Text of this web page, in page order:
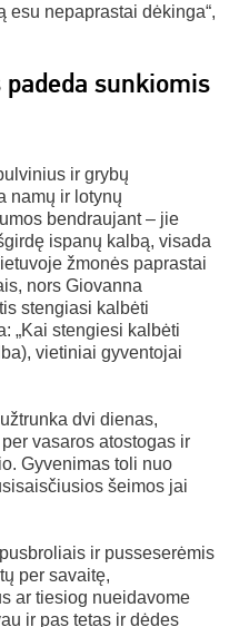
esu nepaprastai dėkinga“,
sunkiomis
ir grybų
namų ir lotynų
bendraujant – jie
ispanų kalbą, visada
žmonės paprastai
nors Giovanna
stengiasi kalbėti
„Kai stengiesi kalbėti
vietiniai gyventojai
dvi dienas,
vasaros atostogas ir
Gyvenimas toli nuo
šeimos jai
ir pusseserėmis
per savaitę,
ar tiesiog nueidavome
ir pas tetas ir dėdes